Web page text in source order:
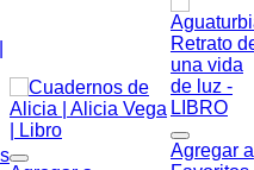
Agregar a